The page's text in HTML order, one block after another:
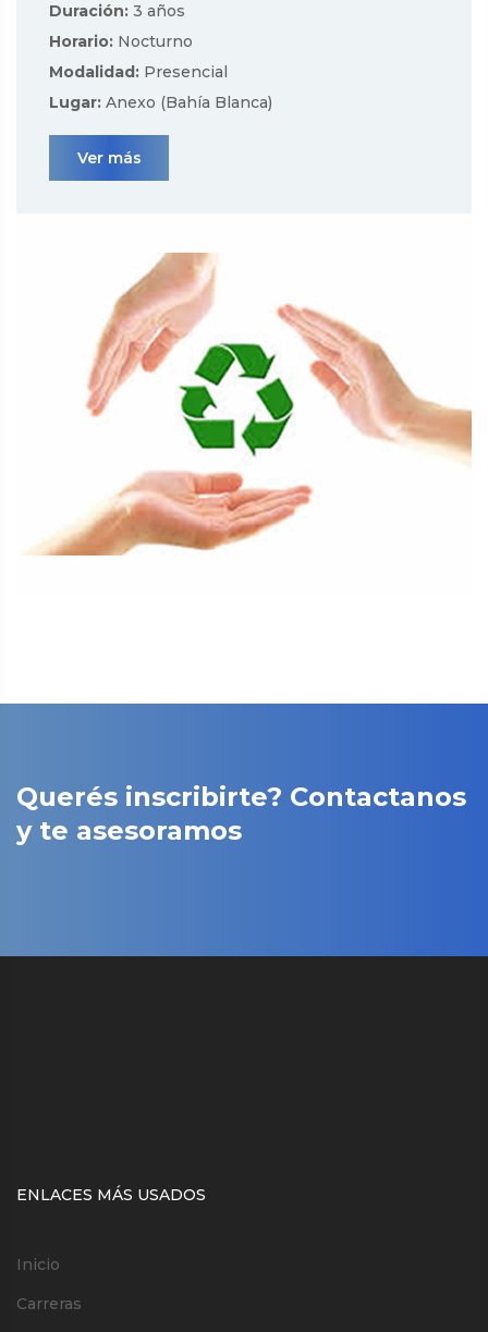
Duración: 3 años
Horario: Nocturno
Modalidad: Presencial
Lugar: Anexo (Bahía Blanca)
Ver más
Querés inscribirte? Contactanos
y te asesoramos
ENLACES MÁS USADOS
Inicio
Carreras